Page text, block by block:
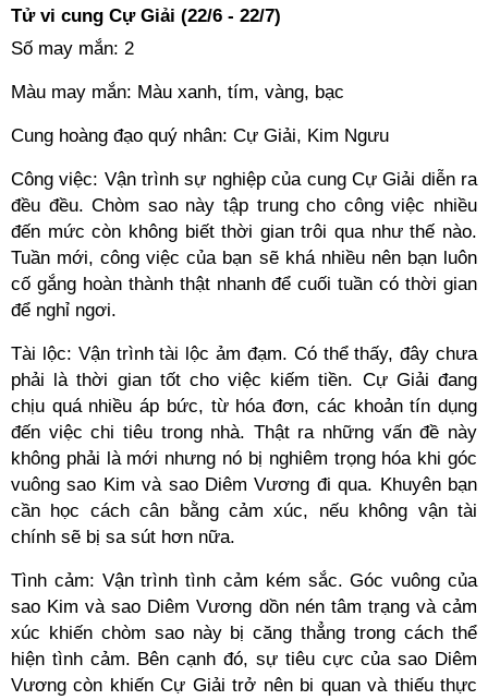
Tử vi cung Cự Giải (22/6 - 22/7)
Số may mắn: 2
Màu may mắn: Màu xanh, tím, vàng, bạc
Cung hoàng đạo quý nhân: Cự Giải, Kim Ngưu
Công việc: Vận trình sự nghiệp của cung Cự Giải diễn ra
đều đều. Chòm sao này tập trung cho công việc nhiều
đến mức còn không biết thời gian trôi qua như thế nào.
Tuần mới, công việc của bạn sẽ khá nhiều nên bạn luôn
cố gắng hoàn thành thật nhanh để cuối tuần có thời gian
để nghỉ ngơi.
Tài lộc: Vận trình tài lộc ảm đạm. Có thể thấy, đây chưa
phải là thời gian tốt cho việc kiếm tiền. Cự Giải đang
chịu quá nhiều áp bức, từ hóa đơn, các khoản tín dụng
đến việc chi tiêu trong nhà. Thật ra những vấn đề này
không phải là mới nhưng nó bị nghiêm trọng hóa khi góc
vuông sao Kim và sao Diêm Vương đi qua. Khuyên bạn
cần học cách cân bằng cảm xúc, nếu không vận tài
chính sẽ bị sa sút hơn nữa.
Tình cảm: Vận trình tình cảm kém sắc. Góc vuông của
sao Kim và sao Diêm Vương dồn nén tâm trạng và cảm
xúc khiến chòm sao này bị căng thẳng trong cách thể
hiện tình cảm. Bên cạnh đó, sự tiêu cực của sao Diêm
Vương còn khiến Cự Giải trở nên bi quan và thiếu thực